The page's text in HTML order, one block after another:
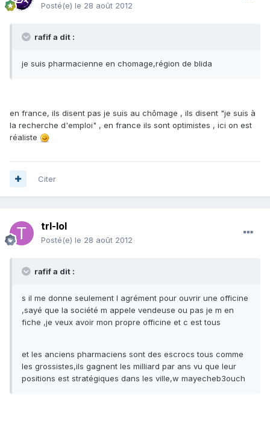
Posté(e) le 28 août 2012
rafif a dit :
je suis pharmacienne en chomage,région de blida
en france, ils disent pas je suis au chômage , ils disent "je suis à
la recherche d'emploi" , en france ils sont optimistes , ici on est
réaliste
Citer
trl-lol
Posté(e) le 28 août 2012
rafif a dit :
s il me donne seulement l agrément pour ouvrir une officine
,sayé que la société m appele vendeuse ou pas je m en
fiche ,je veux avoir mon propre officine et c est tous
et les anciens pharmaciens sont des escrocs tous comme
les grossistes,ils gagnent les milliard par ans vu que leur
positions est stratégiques dans les ville,w mayecheb3ouch